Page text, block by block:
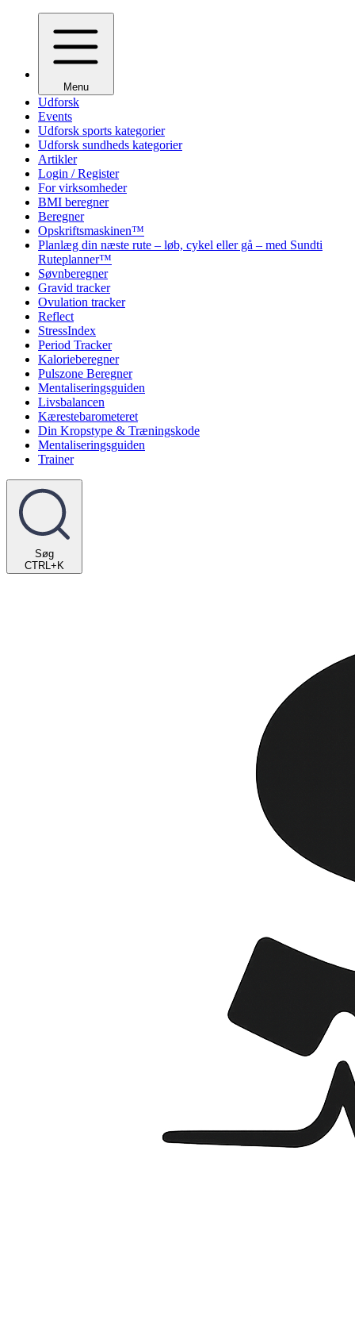
Menu
Udforsk
Events
Udforsk sports kategorier
Udforsk sundheds kategorier
Artikler
Login / Register
For virksomheder
BMI beregner
Beregner
Opskriftsmaskinen™
Planlæg din næste rute – løb, cykel eller gå – med Sundti
Ruteplanner™
Søvnberegner
Gravid tracker
Ovulation tracker
Reflect
StressIndex
Period Tracker
Kalorieberegner
Pulszone Beregner
Mentaliseringsguiden
Livsbalancen
Kærestebarometeret
Din Kropstype & Træningskode
Mentaliseringsguiden
Trainer
Søg
CTRL+K